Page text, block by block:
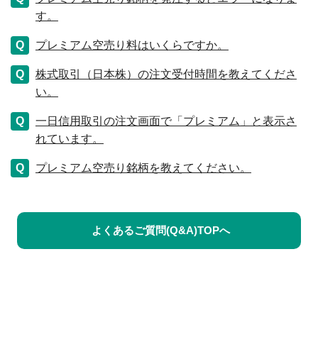
す。
プレミアム空売り料はいくらですか。
株式取引（日本株）の注文受付時間を教えてくださ
い。
一日信用取引の注文画面で「プレミアム」と表示さ
れています。
プレミアム空売り銘柄を教えてください。
よくあるご質問(Q&A)TOPへ